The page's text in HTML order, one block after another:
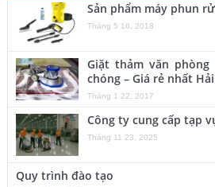
Sản phẩm máy phun
Tháng 5 16, 2018
Giặt thảm văn
chóng – Giá rẻ nhất
Tháng 1 22, 2017
Công ty cung cấp tạp
Tháng 11 23, 2025
Quy trình đào tạo